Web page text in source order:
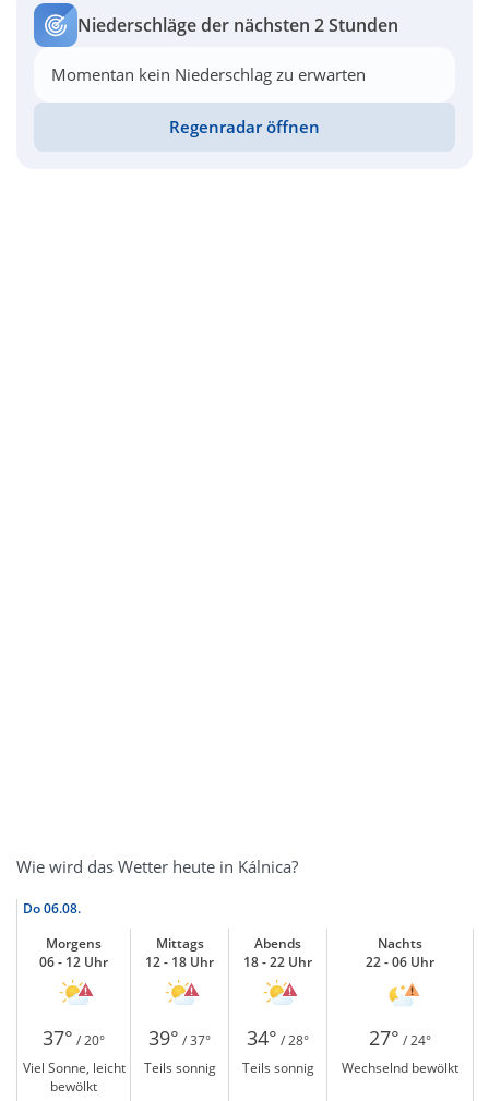
Niederschläge der nächsten 2 Stunden
Momentan kein Niederschlag zu erwarten
Regenradar öffnen
Wie wird das Wetter heute in Kálnica?
Do06.08.
Morgens
06 - 12 Uhr
Mittags
12 - 18 Uhr
Abends
18 - 22 Uhr
Nachts
22 - 06 Uhr
37° / 20° 39° / 37° 34° / 28° 27° / 24°
Viel Sonne, leicht
bewölkt
Teils sonnig Teils sonnig Wechselnd bewölkt